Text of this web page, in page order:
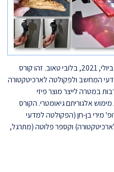
Perspective התקיימה ביום ב', 12 ביולי, 2021, בלובי טאוב. זהו קורס
המחשב ולפקולטה לארכיטקטורה
במטרה לייצר מוצר פיזי
מימוש אלגוריתם גיאומטרי. הקורס
מירי בן-חן (הפקולטה למדעי
וקספר פלוטה (מתרגל,